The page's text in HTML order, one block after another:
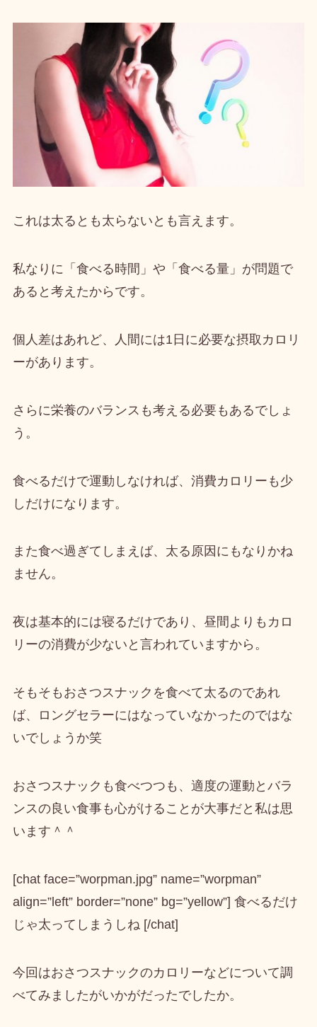
これは太るとも太らない とも言えます。
私なりに 「食べる時間」や「食べる量」が問題で
ある と考えたからです。
個人差はあれど、人間には1日に必要な摂取カロリ
ーがあります。
さらに栄養のバランスも考える必要もあるでしょ
う。
食べるだけで運動しなければ、消費カロリーも少
しだけになります。
また食べ過ぎてしまえば、太る原因にもなりかね
ません。
夜は基本的には寝るだけであり、昼間よりもカロ
リーの消費が少ないと言われていますから。
そもそもおさつスナックを食べて太るのであれ
ば、ロングセラーにはなっていなかったのではな
いでしょうか笑
おさつスナックも食べつつも、適度の運動とバラ
ンスの良い食事も心がけることが大事だと私は思
います＾＾
[chat face=”worpman.jpg” name=”worpman”
align=”left” border=”none” bg=”yellow”] 食べるだけ
じゃ太ってしまうしね [/chat]
今回はおさつスナックのカロリーなどについて調
べてみましたがいかがだったでしたか。